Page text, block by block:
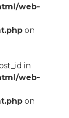
web-
on
in
web-
on